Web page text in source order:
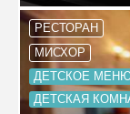
РЕСТОРАН
МИСХОР
ДЕТСКОЕ
ДЕТСКАЯ